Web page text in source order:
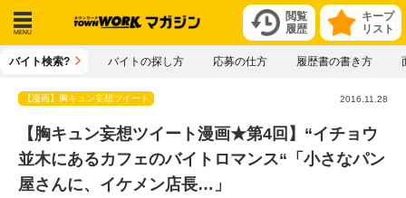
キープ
リスト
閲覧
履歴
メニ
バイト検索? バイトの探し方 応募の仕方 履歴書の書き方
【漫画】胸キュン妄想ツイート 2016.11.28
【胸キュン妄想ツイート漫画★第4回】“イチョウ
並木にあるカフェのバイトロマンス“「小さなパン
屋さんに、イケメン店長…」